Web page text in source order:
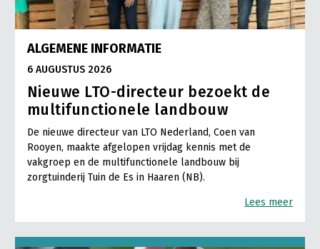
ALGEMENE INFORMATIE
6 AUGUSTUS 2026
Nieuwe LTO-directeur bezoekt de
multifunctionele landbouw
De nieuwe directeur van LTO Nederland, Coen van
Rooyen, maakte afgelopen vrijdag kennis met de
vakgroep en de multifunctionele landbouw bij
zorgtuinderij Tuin de Es in Haaren (NB).
Lees meer